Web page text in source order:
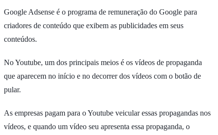
Google Adsense é o programa de remuneração do Google para
criadores de conteúdo que exibem as publicidades em seus
conteúdos.
No Youtube, um dos principais meios é os vídeos de propaganda
que aparecem no início e no decorrer dos vídeos com o botão de
pular.
As empresas pagam para o Youtube veicular essas propagandas nos
vídeos, e quando um vídeo seu apresenta essa propaganda, o